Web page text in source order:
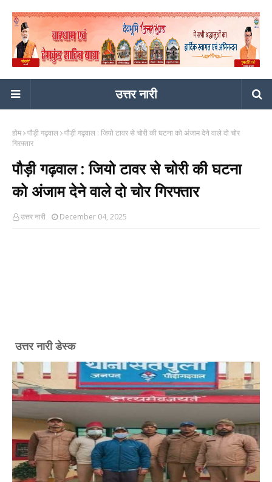
उत्तर नारी
होम पौड़ी गढ़वाल पौड़ी गढ़वाल : जियो टावर से चोरी की घटना को अंजाम देने वाले दो चोर
गिरफ्तार
पौड़ी गढ़वाल : जियो टावर से चोरी की घटना
को अंजाम देने वाले दो चोर गिरफ्तार
उत्तर नारी December 04, 2025
उत्तर नारी डेस्क